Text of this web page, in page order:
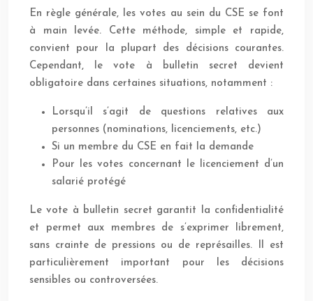
En règle générale, les votes au sein du CSE se font
à main levée. Cette méthode, simple et rapide,
convient pour la plupart des décisions courantes.
Cependant, le vote à bulletin secret devient
obligatoire dans certaines situations, notamment :
Lorsqu’il s’agit de questions relatives aux
personnes (nominations, licenciements, etc.)
Si un membre du CSE en fait la demande
Pour les votes concernant le licenciement d’un
salarié protégé
Le vote à bulletin secret garantit la confidentialité
et permet aux membres de s’exprimer librement,
sans crainte de pressions ou de représailles. Il est
particulièrement important pour les décisions
sensibles ou controversées.